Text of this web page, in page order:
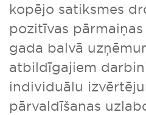
kopējo satiksmes
pozitīvas
gada balvā
atbildīgajiem
individuālu
pārvaldīšanas